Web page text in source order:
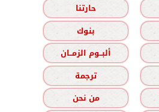
حارتنا
بنوك
ألبــوم الزمــان
ترجمة
من نحن